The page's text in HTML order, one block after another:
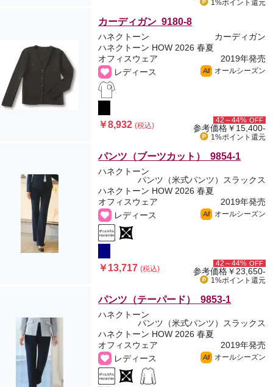
1%ポイント 還元
カーディガン 9180-8
ハネクトーン
カーディガン
ハネクトーン HOW 2026 春夏
オフィスウェア
2019年発売
レディース
All オールシーズン
￥8,932(税込)
42～44% OFF
参考価格￥15,400-
1%ポイント 還元
パンツ（ブーツカット） 9854-1
ハネクトーン
パンツ（米式パンツ）スラックス
ハネクトーン HOW 2026 春夏
オフィスウェア
2019年発売
レディース
All オールシーズン
￥13,717(税込)
42～44% OFF
参考価格￥23,650-
1%ポイント 還元
パンツ（テーパード） 9853-1
ハネクトーン
パンツ（米式パンツ）スラックス
ハネクトーン HOW 2026 春夏
オフィスウェア
2019年発売
レディース
All オールシーズン